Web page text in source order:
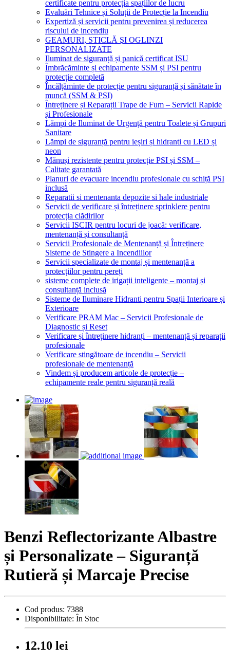
certificate pentru protecția spațiilor de lucru
Evaluări Tehnice și Soluții de Protecție la Incendiu
Expertiză și servicii pentru prevenirea și reducerea
riscului de incendiu
GEAMURI, STICLĂ ŞI OGLINZI
PERSONALIZATE
Iluminat de siguranță și panică certificat ISU
Îmbrăcăminte și echipamente SSM și PSI pentru
protecție completă
Încălțăminte de protecție pentru siguranță și sănătate în
muncă (SSM & PSI)
Întreținere și Reparații Trape de Fum – Servicii Rapide
și Profesionale
Lămpi de Iluminat de Urgență pentru Toalete și Grupuri
Sanitare
Lămpi de siguranță pentru ieșiri și hidranti cu LED și
neon
Mănuși rezistente pentru protecție PSI și SSM –
Calitate garantată
Planuri de evacuare incendiu profesionale cu schiță PSI
inclusă
Reparatii si mentenanta depozite si hale industriale
Servicii de verificare și întreținere sprinklere pentru
protecția clădirilor
Servicii ISCIR pentru locuri de joacă: verificare,
mentenanță și consultanță
Servicii Profesionale de Mentenanță și Întreținere
Sisteme de Stingere a Incendiilor
Servicii specializate de montaj și mentenanță a
protecțiilor pentru pereți
sisteme complete de irigații inteligente – montaj și
consultanță inclusă
Sisteme de Iluminare Hidranti pentru Spații Interioare și
Exterioare
Verificare PRAM Mac – Servicii Profesionale de
Diagnostic și Reset
Verificare și întreținere hidranți – mentenanță și reparații
profesionale
Verificare stingătoare de incendiu – Servicii
profesionale de mentenanță
Vindem și producem articole de protecție –
echipamente reale pentru siguranță reală
Benzi Reflectorizante Albastre
și Personalizate – Siguranță
Rutieră și Marcaje Precise
Cod produs: 7388
Disponibilitate: În Stoc
12.10 lei